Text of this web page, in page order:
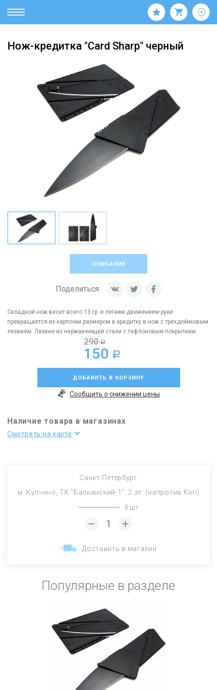
Нож-кредитка "Card Sharp" черный
ОПИСАНИЕ
Поделиться:
Складной нож весит всего 13 гр. и легким движением руки
превращается из карточки размером в кредитку в нож с трехдюймовым
лезвием. Лезвие из нержавеющей стали с тефлоновым покрытием.
290a
150 a
ДОБАВИТЬ В КОРЗИНУ
Сообщить о снижении цены
Наличие товара в магазинах
Смотреть на карте
Санкт-Петербург
м. Купчино, ТК "Балканский-1". 2 эт. (напротив Kari)
0 шт
Доставить в магазин
Популярные в разделе